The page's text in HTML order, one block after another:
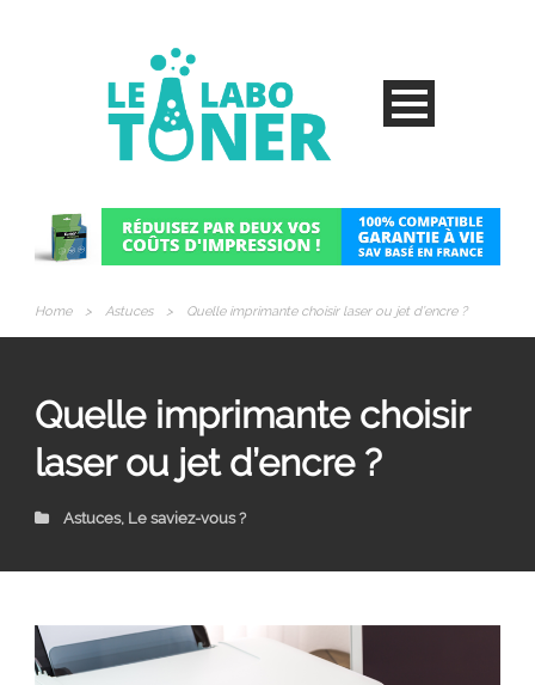
Home > Astuces > Quelle imprimante choisir laser ou jet d’encre ?
Quelle imprimante choisir
laser ou jet d’encre ?
Astuces, Le saviez-vous ?